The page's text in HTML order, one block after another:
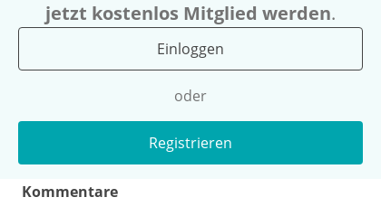
jetzt kostenlos Mitglied werden.
Einloggen
oder
Registrieren
Kommentare